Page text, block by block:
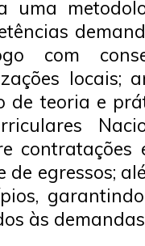
uma
com
locais;
de teoria e
contratações
egressos;
às